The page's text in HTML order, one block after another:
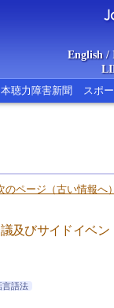
English/
本聴力障害新聞 スポ
のページ（古い情報へ
及びサイドイベン
言語法